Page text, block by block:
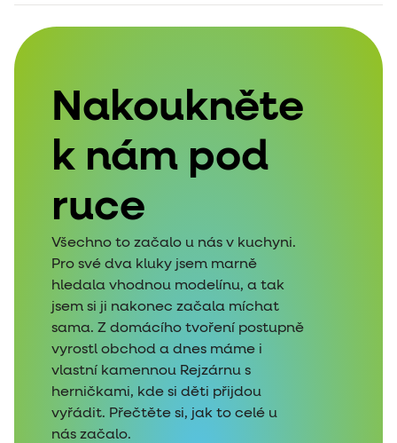
Nakoukněte
k nám pod
ruce
Všechno to začalo u nás v kuchyni.
Pro své dva kluky jsem marně
hledala vhodnou modelínu, a tak
jsem si ji nakonec začala míchat
sama. Z domácího tvoření postupně
vyrostl obchod a dnes máme i
vlastní kamennou Rejzárnu s
herničkami, kde si děti přijdou
vyřádit. Přečtěte si, jak to celé u
nás začalo.